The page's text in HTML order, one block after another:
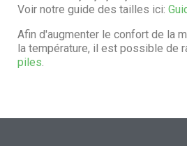
Voir notre guide des tailles ici:
Afin d'augmenter le confort de la
la température, il est possible de
piles.